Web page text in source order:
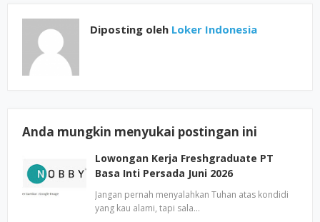
Diposting oleh Loker Indonesia
Anda mungkin menyukai postingan ini
Lowongan Kerja Freshgraduate PT
Basa Inti Persada Juni 2026
Jangan pernah menyalahkan Tuhan atas kondidi
yang kau alami, tapi sala…